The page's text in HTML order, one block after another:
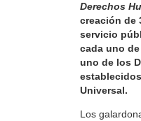
Derechos
creación de
servicio
cada uno
uno de los
Universal.
Los